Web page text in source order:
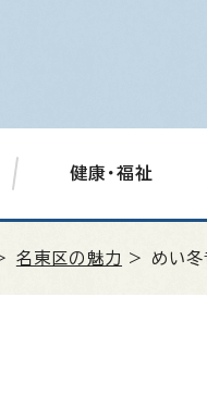
健康・福祉
名東区の魅力 > めい冬